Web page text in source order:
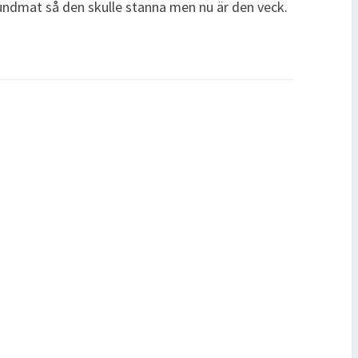
så den skulle stanna men nu är den veck.